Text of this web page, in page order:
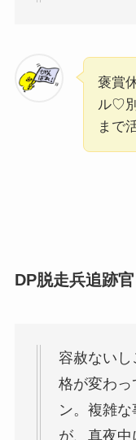
褒賞
ル♡
まで
DP脱走兵追跡
容赦ないし
格が変わっ
ン。複雑
が、真夜